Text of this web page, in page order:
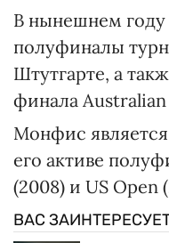
В нынешнем
полуфиналы
Штутгарте, а
финала Australian
Монфис
его активе
(2008) и US Open
ВАС